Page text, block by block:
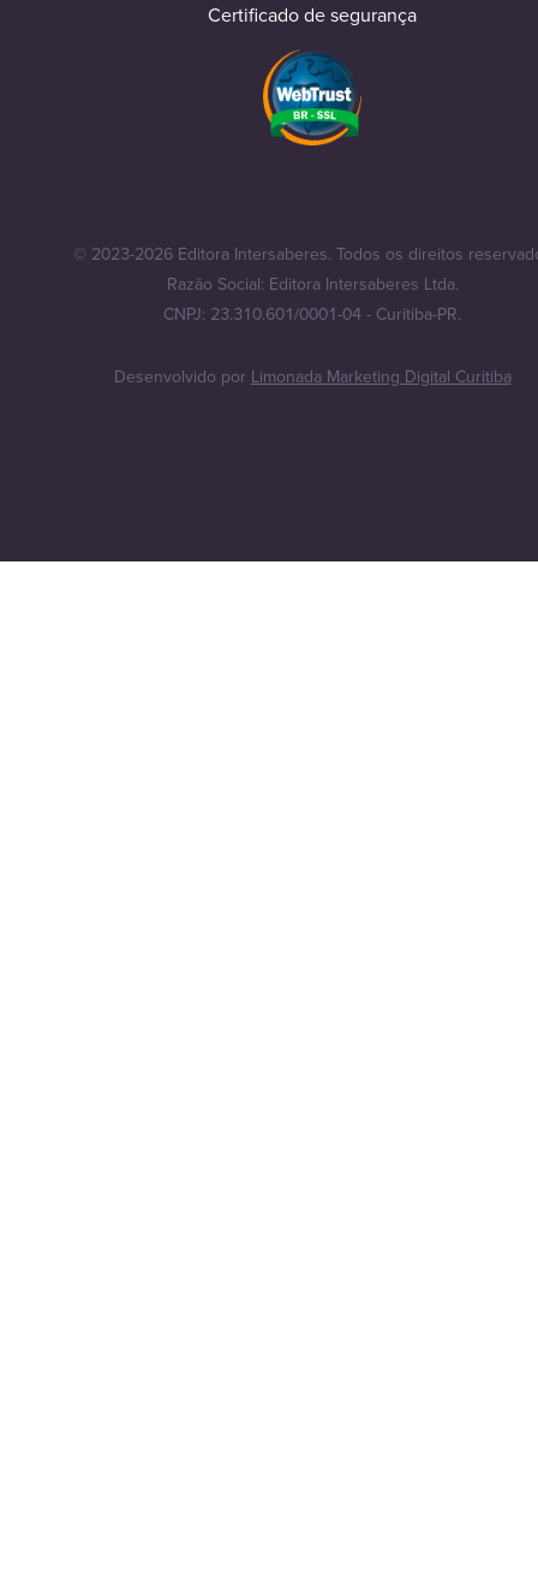
Certificado de segurança
© 2023-2026 Editora Intersaberes. Todos os direitos
Razão Social: Editora Intersaberes Ltda.
CNPJ: 23.310.601/0001-04 - Curitiba-PR.
Desenvolvido por Limonada Marketing Digital Curitiba